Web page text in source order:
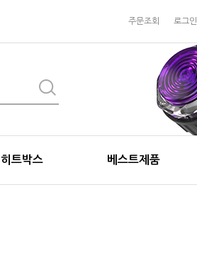
주문조회 로그인
히트박스 베스트제품